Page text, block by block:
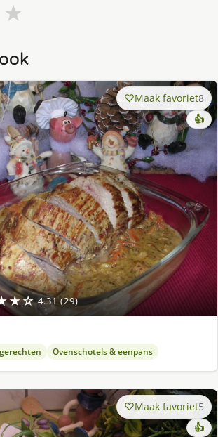
★
4.31 (29)
Maak favoriet8
👍
Ovenschotels & eenpans
Maak favoriet5
👍